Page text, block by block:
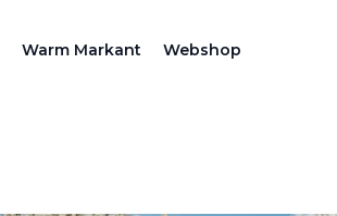
Warm Markant Webshop